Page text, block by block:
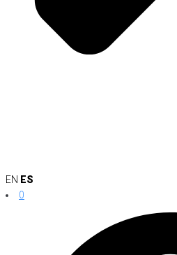
EN ES
0